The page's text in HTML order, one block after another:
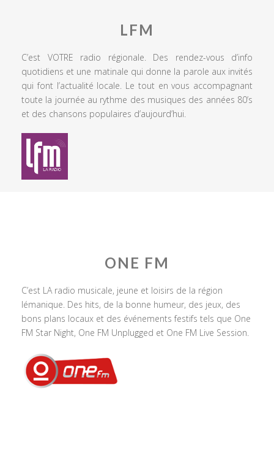
LFM
C’est VOTRE radio régionale. Des rendez-vous d’info
quotidiens et une matinale qui donne la parole aux invités
qui font l’actualité locale. Le tout en vous accompagnant
toute la journée au rythme des musiques des années 80’s
et des chansons populaires d’aujourd’hui.
ONE FM
C’est LA radio musicale, jeune et loisirs de la région
lémanique. Des hits, de la bonne humeur, des jeux, des
bons plans locaux et des événements festifs tels que One
FM Star Night, One FM Unplugged et One FM Live Session.